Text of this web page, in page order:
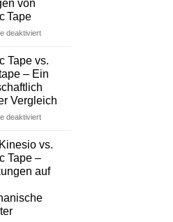
reine
ausreicht
von
Tape
deaktiviertfür
neurophysiologische
Wirkungen
von
Dynamic Tape
Tape vs.
– Ein
Vergleich
deaktiviertfür
–
wissenschaftlich
vs.
Tape –
auf